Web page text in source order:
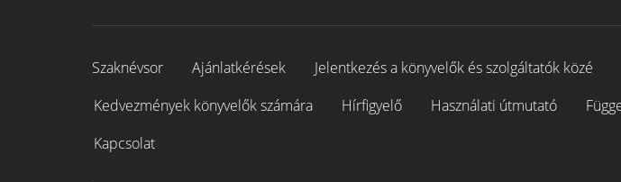
Szaknévsor Ajánlatkérések
Jelentkezés a könyvelők és szolgáltatók közé
Kedvezmények könyvelők számára
Hírfigyelő Használati útmutató
Kapcsolat